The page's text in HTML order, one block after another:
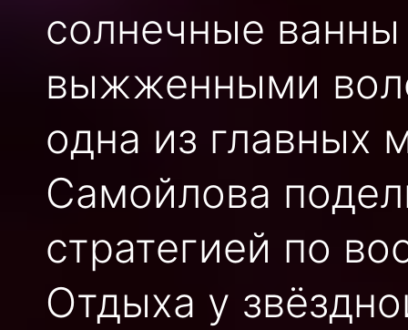
солнечные
выжженными
одна из главных
Самойлова
стратегией по
Отдыха у